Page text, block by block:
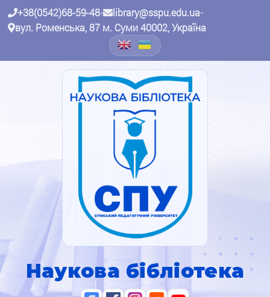
+38(0542)68-59-48• library@sspu.edu.ua•
вул. Роменська, 87 м. Суми 40002, Україна
Наукова бібліотека